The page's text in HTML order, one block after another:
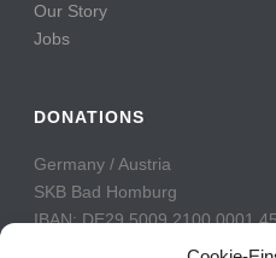
Our Story
Jobs
DONATIONS
Germany / Austria
SKB Bad Homburg
IBAN: DE29 5009 2100 0001
BIC: GENODE51BH2